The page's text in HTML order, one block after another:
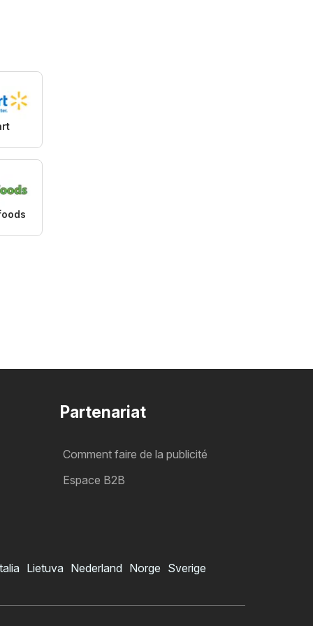
Partenariat
Comment faire de la publicité
Espace B2B
Lietuva Nederland Norge Sverige